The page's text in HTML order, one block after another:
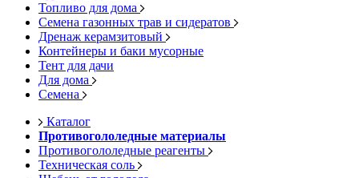
Топливо для дома
Семена газонных трав и сидератов
Дренаж керамзитовый
Контейнеры и баки мусорные
Тент для дачи
Для дома
Семена
Каталог
Противогололедные материалы
Противогололедные реагенты
Техническая соль